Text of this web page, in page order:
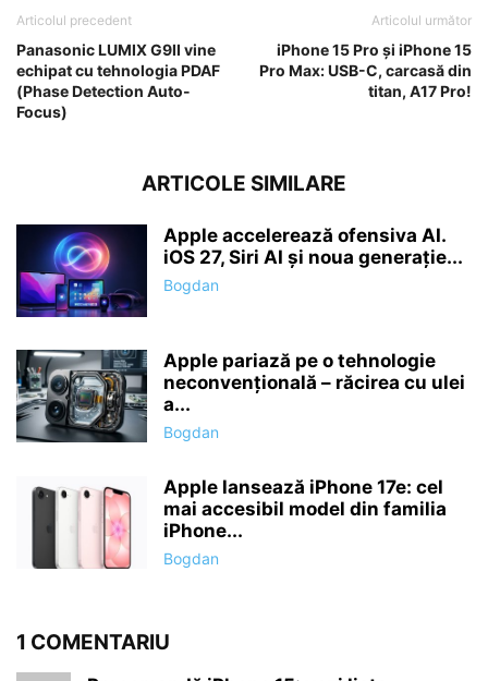
Articolul precedent
Panasonic LUMIX G9II vine
echipat cu tehnologia PDAF
(Phase Detection Auto-
Focus)
Articolul următor
iPhone 15 Pro și iPhone 15
Pro Max: USB-C, carcasă din
titan, A17 Pro!
ARTICOLE SIMILARE
Apple accelerează ofensiva AI.
iOS 27, Siri AI și noua generație...
Bogdan
Apple pariază pe o tehnologie
neconvențională – răcirea cu ulei
a...
Bogdan
Apple lansează iPhone 17e: cel
mai accesibil model din familia
iPhone...
Bogdan
1 COMENTARIU